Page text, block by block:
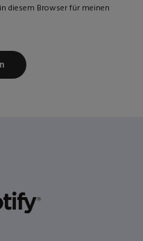
diesem Browser für meinen